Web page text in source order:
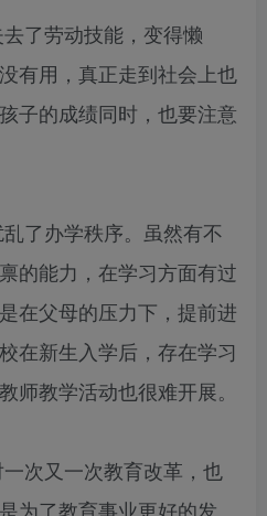
劳动技能，变得懒
有用，真正走到社会上也
子的成绩同时，也要注意
办学秩序。虽然有不
的能力，在学习方面有过
在父母的压力下，提前进
在新生入学后，存在学习
师教学活动也很难开展。
又一次教育改革，也
为了教育事业更好的发